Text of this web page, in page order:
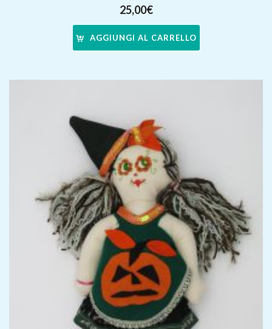
25,00€
AGGIUNGI AL CARRELLO